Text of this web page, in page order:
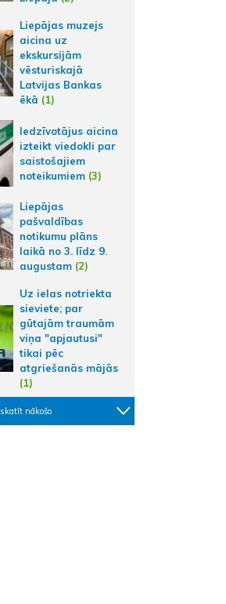
Liepājas muzejs
aicina uz
ekskursijām
vēsturiskajā
Latvijas Bankas
ēkā (1)
Iedzīvotājus aicina
izteikt viedokli par
saistošajiem
noteikumiem (3)
Liepājas
pašvaldības
notikumu plāns
laikā no 3. līdz 9.
augustam (2)
Uz ielas notriekta
sieviete; par
gūtajām traumām
viņa "apjautusi"
tikai pēc
atgriešanās mājās
(1)
skatīt nākošo